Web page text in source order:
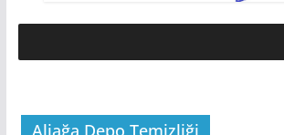
Aliağa Depo Temizliği